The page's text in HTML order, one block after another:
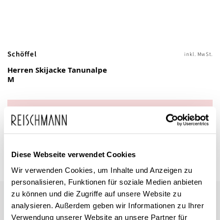
Diese Webseite verwendet Cookies
Wir verwenden Cookies, um Inhalte und Anzeigen zu
personalisieren, Funktionen für soziale Medien anbieten
zu können und die Zugriffe auf unsere Website zu
analysieren. Außerdem geben wir Informationen zu Ihrer
Verwendung unserer Website an unsere Partner für
Zum
Anfang
der
springen
Schöffel
Herren Skijacke Tanunalpe
M
inkl. MwSt.
Dieses Produkt ist exklusiv in unseren Filialen erhältlich. Prüfen Sie
mit einem Klick auf „Vor Ort verfügbar?", wo Ihre Größe vorrätig ist.
Schöffel
Herren Skijacke Tanunalpe M